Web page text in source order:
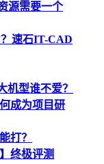
源需要一个
速石IT-CAD
机型谁不爱？
成为项目研
打？
终极评测